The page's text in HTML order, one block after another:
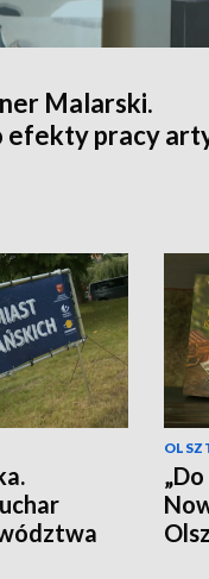
Malarski.
efekty pracy